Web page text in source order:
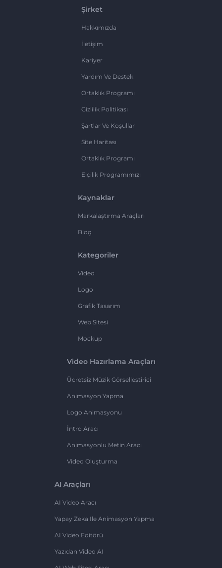
Şirket
Hakkımızda
İletişim
Kariyer
Yardım Ve Destek
Ortaklık Programı
Gizlilik Politikası
Şartlar Ve Koşullar
Site Haritası
Ortaklık Programı
Elçilik Programımızı
Kaynaklar
Markalaştırma Araçları
Blog
Kategoriler
Video
Logo
Grafik Tasarım
Web Sitesi
Mockup
Video Hazırlama Araçları
Ücretsiz Müzik Görselleştirici
Animasyon Yapma
Logo Animasyonu
İntro Aracı
Animasyonlu Metin Aracı
Video Oluşturma
AI Araçları
AI Video Aracı
Yapay Zeka Ile Animasyon Yapma
AI Video Editörü
Yazıdan Video AI